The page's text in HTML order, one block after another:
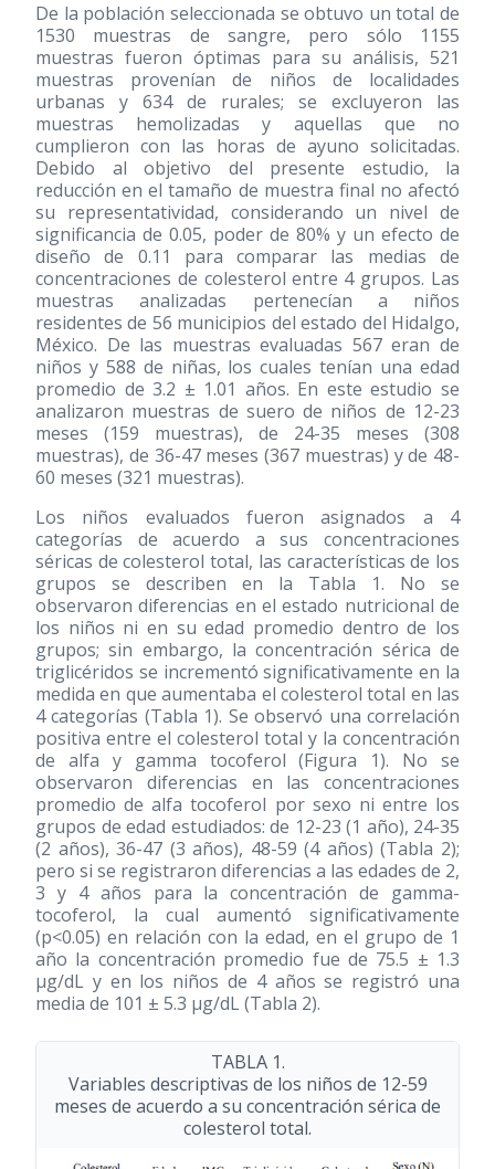
De la población seleccionada se obtuvo un total de
1530 muestras de sangre, pero sólo 1155
muestras fueron óptimas para su análisis, 521
muestras provenían de niños de localidades
urbanas y 634 de rurales; se excluyeron las
muestras hemolizadas y aquellas que no
cumplieron con las horas de ayuno solicitadas.
Debido al objetivo del presente estudio, la
reducción en el tamaño de muestra final no afectó
su representatividad, considerando un nivel de
significancia de 0.05, poder de 80% y un efecto de
diseño de 0.11 para comparar las medias de
concentraciones de colesterol entre 4 grupos. Las
muestras analizadas pertenecían a niños
residentes de 56 municipios del estado del Hidalgo,
México. De las muestras evaluadas 567 eran de
niños y 588 de niñas, los cuales tenían una edad
promedio de 3.2 ± 1.01 años. En este estudio se
analizaron muestras de suero de niños de 12-23
meses (159 muestras), de 24-35 meses (308
muestras), de 36-47 meses (367 muestras) y de 48-
60 meses (321 muestras).
Los niños evaluados fueron asignados a 4
categorías de acuerdo a sus concentraciones
séricas de colesterol total, las características de los
grupos se describen en la Tabla 1. No se
observaron diferencias en el estado nutricional de
los niños ni en su edad promedio dentro de los
grupos; sin embargo, la concentración sérica de
triglicéridos se incrementó significativamente en la
medida en que aumentaba el colesterol total en las
4 categorías (Tabla 1). Se observó una correlación
positiva entre el colesterol total y la concentración
de alfa y gamma tocoferol (Figura 1). No se
observaron diferencias en las concentraciones
promedio de alfa tocoferol por sexo ni entre los
grupos de edad estudiados: de 12-23 (1 año), 24-35
(2 años), 36-47 (3 años), 48-59 (4 años) (Tabla 2);
pero si se registraron diferencias a las edades de 2,
3 y 4 años para la concentración de gamma-
tocoferol, la cual aumentó significativamente
(p<0.05) en relación con la edad, en el grupo de 1
año la concentración promedio fue de 75.5 ± 1.3
μg/dL y en los niños de 4 años se registró una
media de 101 ± 5.3 μg/dL (Tabla 2).
TABLA 1.
Variables descriptivas de los niños de 12-59
meses de acuerdo a su concentración sérica de
colesterol total.